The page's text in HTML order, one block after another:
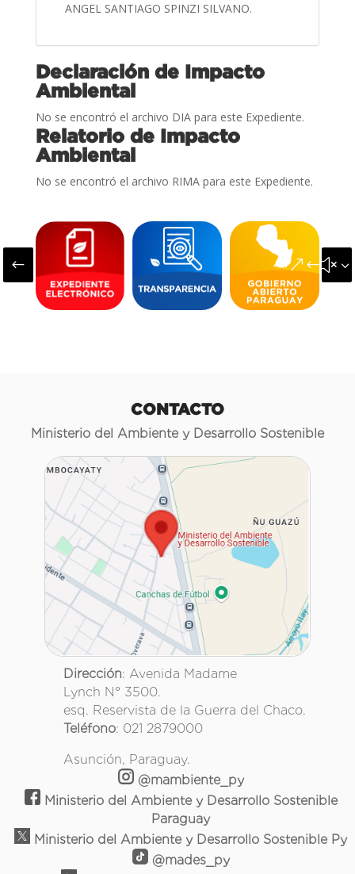
ANGEL SANTIAGO SPINZI SILVANO.
Declaración de Impacto
Ambiental
No se encontró el archivo DIA para este Expediente.
Relatorio de Impacto
Ambiental
No se encontró el archivo RIMA para este Expediente.
#
CONTACTO
Ministerio del Ambiente y Desarrollo Sostenible
Dirección: Avenida Madame
Lynch N° 3500.
esq. Reservista de la Guerra del Chaco.
Teléfono: 021 2879000
Asunción, Paraguay.
@mambiente_py
Ministerio del Ambiente y Desarrollo Sostenible
Paraguay
Ministerio del Ambiente y Desarrollo Sostenible Py
@mades_py